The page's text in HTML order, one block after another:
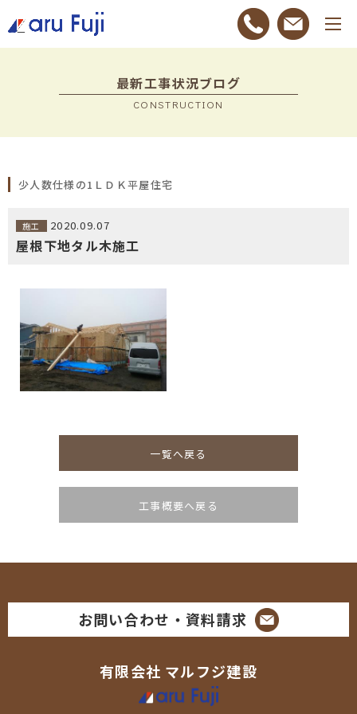
最新工事状況ブログ
CONSTRUCTION
少人数仕様の1ＬＤＫ平屋住宅
施工 2020.09.07
屋根下地タル木施工
一覧へ戻る
工事概要へ戻る
お問い合わせ・資料請求
有限会社 マルフジ建設